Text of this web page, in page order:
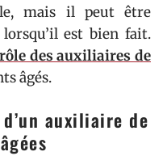
mais il peut être
est bien fait.
des auxiliaires de
âgés.
auxiliaire de